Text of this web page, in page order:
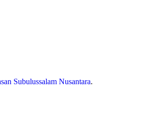
Subulussalam Nusantara.